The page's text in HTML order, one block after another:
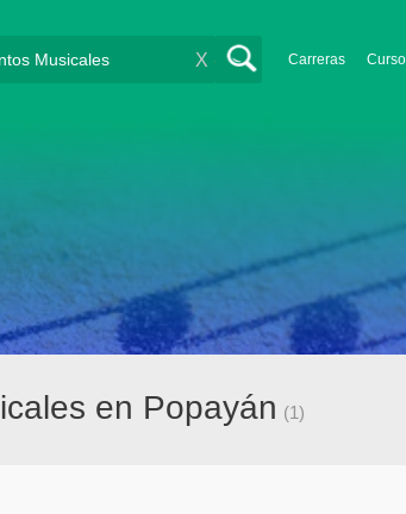
Carreras
X
en Popayán (1)